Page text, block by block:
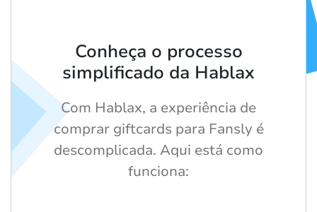
Conheça o processo
simplificado da Hablax
Com Hablax, a experiência de
comprar giftcards para Fansly é
descomplicada. Aqui está como
funciona: